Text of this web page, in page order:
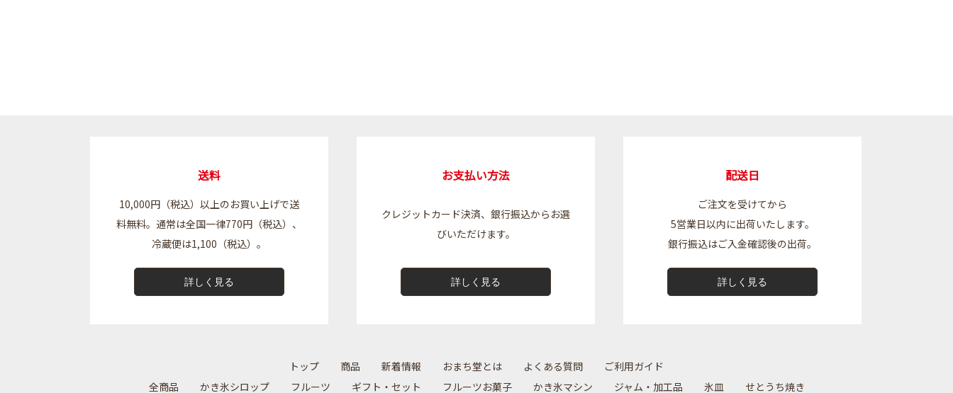
送料
10,000円（税込）以上のお買い上げで送
料無料。通常は全国一律770円（税込）、
冷蔵便は1,100（税込）。
詳しく見る
お支払い方法
クレジットカード決済、銀行振込からお選
びいただけます。
詳しく見る
配送日
ご注文を受けてから
5営業日以内に出荷いたします。
銀行振込はご入金確認後の出荷。
詳しく見る
トップ 商品 新着情報 おまち堂とは よくある質問
ご利用ガイド
全商品
かき氷シロップ フルーツ ギフト・セット フルーツお菓子 かき氷マシン ジャム・加工品 氷皿 せとうち焼き